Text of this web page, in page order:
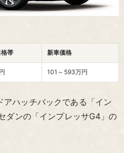
帯 新車価格
101～593万円
ハッチバックである「イン
ダンの「インプレッサG4」の